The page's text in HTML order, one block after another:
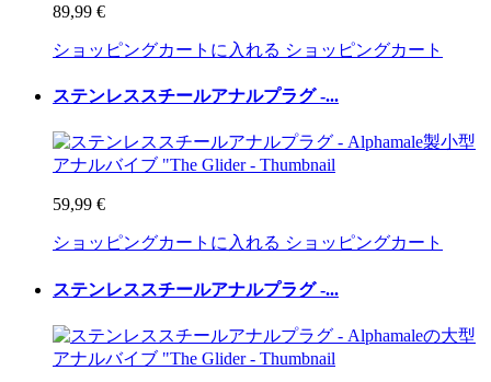
89,99 €
ショッピングカートに入れる ショッピングカート
ステンレススチールアナルプラグ -...
59,99 €
ショッピングカートに入れる ショッピングカート
ステンレススチールアナルプラグ -...